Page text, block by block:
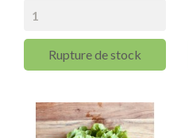
Rupture de stock